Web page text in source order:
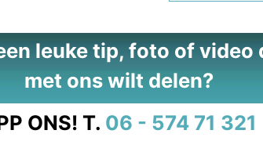
leuke tip, foto of video
met ons wilt delen?
ONS! T. 06 - 574 71 321